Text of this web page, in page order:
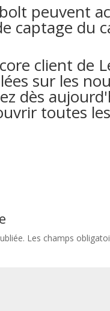
peuvent
captage du
client de
sur les
dès
toutes
Les champs